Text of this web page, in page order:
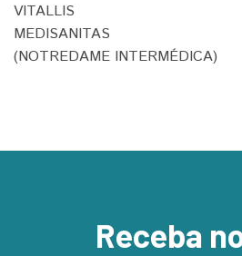
VITALLIS
MEDISANITAS
(NOTREDAME INTERMÉDICA)
Receba